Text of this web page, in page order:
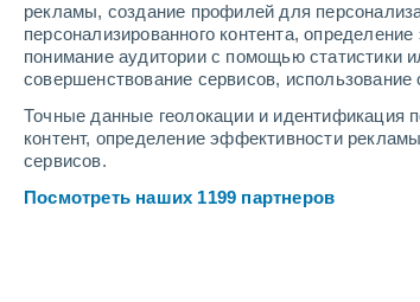
рекламы, создание профилей для
персонализированного контента,
понимание аудитории с помощью статистики
совершенствование сервисов,
Точные данные геолокации и идентификация
контент, определение эффективности
сервисов.
Посмотреть наших 1199 партнеров